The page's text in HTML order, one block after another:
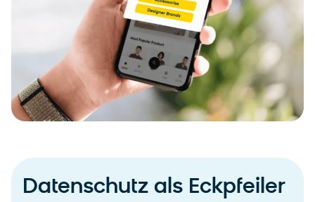
Datenschutz als Eckpfeiler